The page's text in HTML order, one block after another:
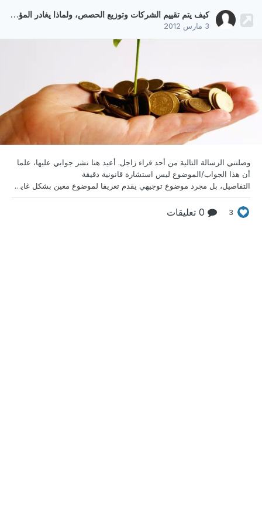
كيف يتم تقييم الشركات وتوزيع الحصص، ولماذا يغادر المؤسسون؟
3 مارس 2012
وصلتني الرسالة التالية من أحد قراء زاجل. أعيد هنا نشر جوابي عليها، علما
أن هذا الجواب/الموضوع ليس استشارة قانونية دقيقة
التفاصيل، بل مجرد موضوع توجيهي يقدم تعريفا لموضوع معين بشكل غاية في التبسيط، دون الدخول في كل تفاصيله المعقدة. الرسالة: بالأمس كنت أقرأ كتاب Anyone Can Do It يحكي قصة مؤسسي سلسلة مقاهي (جمهورية القهوة: coffee republic). حيث أنهم احتاجوا لفتح أول متجر لهم إلى قرض من البنك ولم يقوموا بإدخال مستثمر معهم من البداية، ولكن بعد أن نجح أول متجر لهم أرادوا التوسع لإنشاء 6 متاجر في سنة و
3